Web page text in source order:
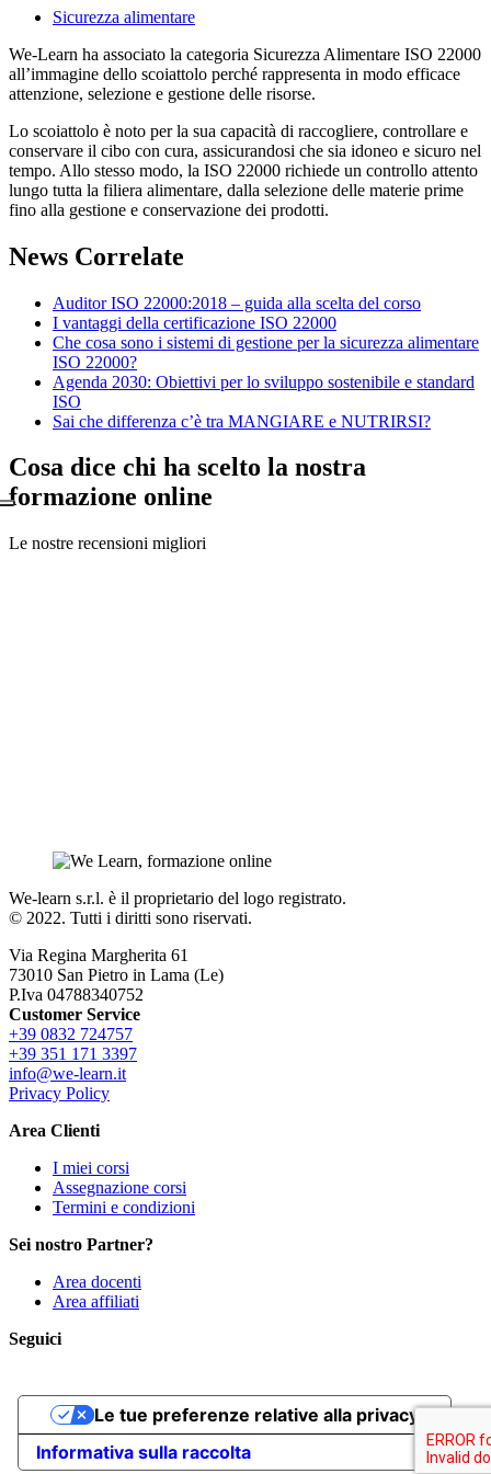
Sicurezza alimentare
We-Learn ha associato la categoria Sicurezza Alimentare ISO 22000
all’immagine dello scoiattolo perché rappresenta in modo efficace
attenzione, selezione e gestione delle risorse.
Lo scoiattolo è noto per la sua capacità di raccogliere, controllare e
conservare il cibo con cura, assicurandosi che sia idoneo e sicuro nel
tempo. Allo stesso modo, la ISO 22000 richiede un controllo attento
lungo tutta la filiera alimentare, dalla selezione delle materie prime
fino alla gestione e conservazione dei prodotti.
News Correlate
Auditor ISO 22000:2018 – guida alla scelta del corso
I vantaggi della certificazione ISO 22000
Che cosa sono i sistemi di gestione per la sicurezza alimentare
ISO 22000?
Agenda 2030: Obiettivi per lo sviluppo sostenibile e standard
ISO
Sai che differenza c’è tra MANGIARE e NUTRIRSI?
Cosa dice chi ha scelto la nostra
formazione online
Le nostre recensioni migliori
We-learn s.r.l. è il proprietario del logo registrato.
© 2022. Tutti i diritti sono riservati.
Via Regina Margherita 61
73010 San Pietro in Lama (Le)
P.Iva 04788340752
Customer Service
+39 0832 724757
+39 351 171 3397
info@we-learn.it
Privacy Policy
Area Clienti
I miei corsi
Assegnazione corsi
Termini e condizioni
Sei nostro Partner?
Area docenti
Area affiliati
Seguici
Informativa sulla raccolta
Le tue preferenze relative alla privacy